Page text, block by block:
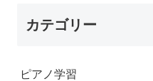
カテゴリー
ピアノ学習